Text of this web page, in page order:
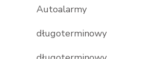
Autoalarmy
długoterminowy